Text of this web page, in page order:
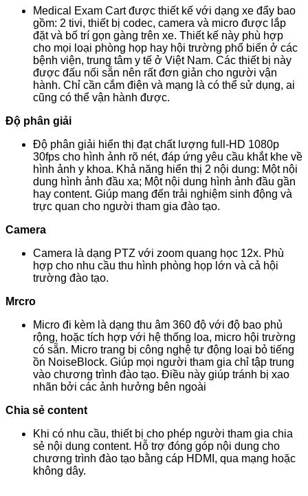
Medical Exam Cart được thiết kế với dạng xe đẩy bao
gồm: 2 tivi, thiết bị codec, camera và micro được lắp
đặt và bố trí gọn gàng trên xe. Thiết kế này phù hợp
cho mọi loại phòng họp hay hội trường phổ biến ở các
bệnh viện, trung tâm y tế ở Việt Nam. Các thiết bị này
được đấu nối sẵn nên rất đơn giản cho người vận
hành. Chỉ cần cắm điện và mạng là có thể sử dụng, ai
cũng có thể vận hành được.
Độ phân giải
Độ phân giải hiển thị đạt chất lượng full-HD 1080p
30fps cho hình ảnh rõ nét, đáp ứng yêu cầu khắt khe về
hình ảnh y khoa. Khả năng hiển thị 2 nội dung: Một nội
dung hình ảnh đầu xa; Một nội dung hình ảnh đầu gần
hay content. Giúp mang đến trải nghiệm sinh động và
trực quan cho người tham gia đào tạo.
Camera
Camera là dạng PTZ với zoom quang học 12x. Phù
hợp cho nhu cầu thu hình phòng họp lớn và cả hội
trường đào tạo.
Mrcro
Micro đi kèm là dạng thu âm 360 độ với độ bao phủ
rộng, hoặc tích hợp với hệ thống loa, micro hội trường
có sẵn. Micro trang bị công nghệ tự động loại bỏ tiếng
ồn NoiseBlock. Giúp mọi người tham gia chỉ tập trung
vào chương trình đào tạo. Điều này giúp tránh bị xao
nhãn bởi các ảnh hưởng bên ngoài
Chia sẻ content
Khi có nhu cầu, thiết bị cho phép người tham gia chia
sẻ nội dung content. Hỗ trợ đóng góp nội dung cho
chương trình đào tạo bằng cáp HDMI, qua mạng hoặc
không dây.